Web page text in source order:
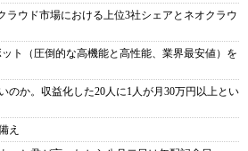
ラウド市場における上位3社シェアとネオクラウ
ット（圧倒的な高機能と高性能、業界最安値）を
のか。収益化した20人に1人が月30万円以上とい
え